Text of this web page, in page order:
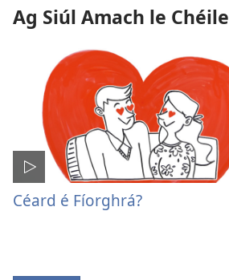
Ag Siúl Amach le Chéile
Céard é Fíorghrá?